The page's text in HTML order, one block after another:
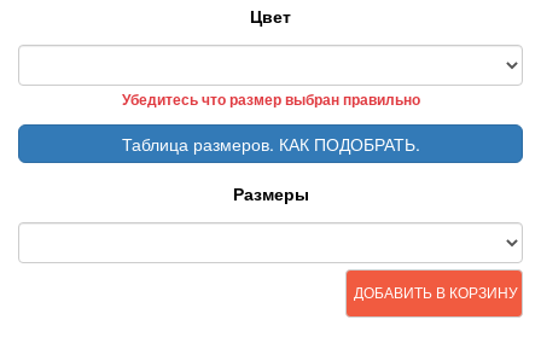
Цвет
Убедитесь что размер выбран правильно
Таблица размеров. КАК ПОДОБРАТЬ.
Размеры
ДОБАВИТЬ В КОРЗИНУ